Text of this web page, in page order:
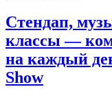
Стендап,
классы —
на каждый
Show